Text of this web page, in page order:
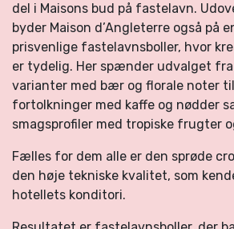
del i Maisons bud på fastelavn.
byder Maison d’Angleterre også på
prisvenlige fastelavnsboller, hvor
er tydelig. Her spænder udvalget
varianter med bær og florale noter
fortolkninger med kaffe og nødder
smagsprofiler med tropiske frugter
Fælles for dem alle er den sprøde
den høje tekniske kvalitet, som
hotellets konditori.